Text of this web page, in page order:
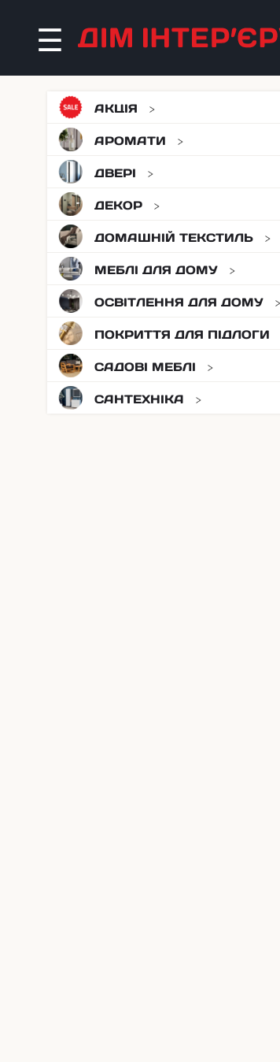
АКЦІЯ
АРОМАТИ
ДВЕРІ
ДЕКОР
ДОМАШНІЙ ТЕКСТИЛЬ
МЕБЛІ ДЛЯ ДОМУ
ОСВІТЛЕННЯ ДЛЯ ДОМУ
ПОКРИТТЯ ДЛЯ ПІДЛОГИ
САДОВІ МЕБЛІ
САНТЕХНІКА